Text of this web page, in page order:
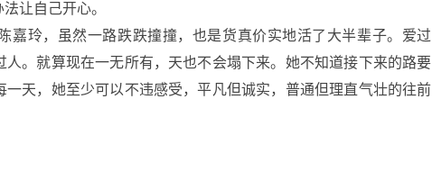
让自己开心。
玲，虽然一路跌跌撞撞，也是货真价实地活了大半辈子。爱过
人。就算现在一无所有，天也不会塌下来。她不知道接下来的路要
天，她至少可以不违感受，平凡但诚实，普通但理直气壮的往前